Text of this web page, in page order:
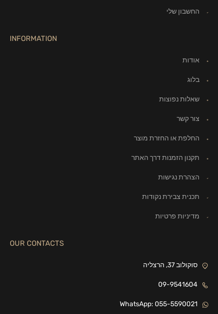
החשבון שלי
INFORMATION
אודות
בלוג
שאלות נפוצות
צור קשר
החלפת או החזרת מוצר
תקנון הזמנות דרך האתר
הצהרת נגישות
תכנית צבירת נקודות
מדיניות פרטיות
OUR CONTACTS
סוקולוב 37, הרצליה
09-9541604
WhatsApp: 055-5590021